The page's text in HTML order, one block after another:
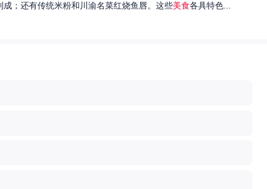
；还有传统米粉和川渝名菜红烧鱼唇。这些美食各具特色...